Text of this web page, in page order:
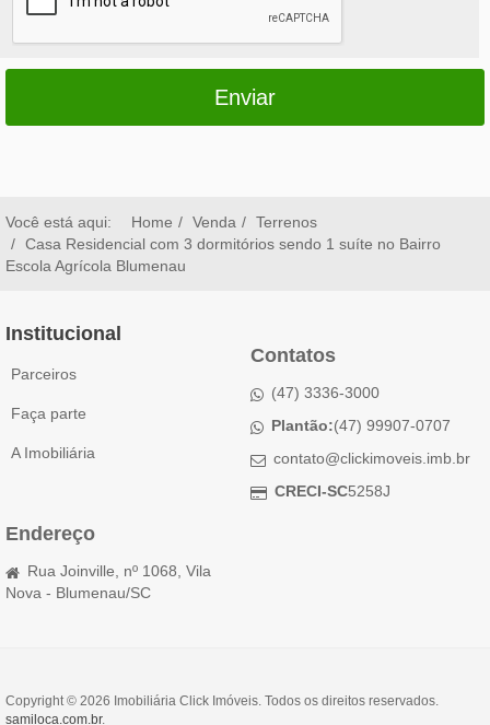
Enviar
Você está aqui: Home Venda
Terrenos
Casa Residencial com 3 dormitórios sendo 1 suíte no Bairro
Escola Agrícola Blumenau
Institucional
Parceiros
Faça parte
A Imobiliária
Contatos
(47) 3336-3000
Plantão:(47) 99907-0707
contato@clickimoveis.imb.br
CRECI-SC5258J
Endereço
Rua Joinville, nº 1068, Vila
Nova - Blumenau/SC
Copyright © 2026 Imobiliária Click Imóveis. Todos os direitos reservados.
samiloca.com.br.